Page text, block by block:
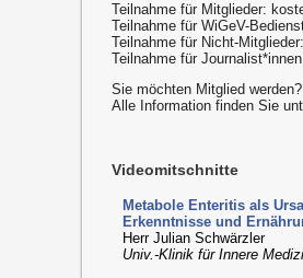
Teilnahme für Mitglieder:
Teilnahme für WiGeV-
Teilnahme für Nicht-
Teilnahme für
Sie möchten Mitglied werden?
Alle Information finden Sie
Videomitschnitte
Metabole Enteritis als
Erkenntnisse und
Herr Julian Schwärzler
Univ.-Klinik für Innere